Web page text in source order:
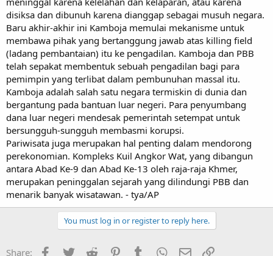
disiksa dan dibunuh karena dianggap sebagai musuh negara.
Baru akhir-akhir ini Kamboja memulai mekanisme untuk
membawa pihak yang bertanggung jawab atas killing field
(ladang pembantaian) itu ke pengadilan. Kamboja dan PBB
telah sepakat membentuk sebuah pengadilan bagi para
pemimpin yang terlibat dalam pembunuhan massal itu.
Kamboja adalah salah satu negara termiskin di dunia dan
bergantung pada bantuan luar negeri. Para penyumbang
dana luar negeri mendesak pemerintah setempat untuk
bersungguh-sungguh membasmi korupsi.
Pariwisata juga merupakan hal penting dalam mendorong
perekonomian. Kompleks Kuil Angkor Wat, yang dibangun
antara Abad Ke-9 dan Abad Ke-13 oleh raja-raja Khmer,
merupakan peninggalan sejarah yang dilindungi PBB dan
menarik banyak wisatawan. - tya/AP
You must log in or register to reply here.
Share: Facebook
Twitter Reddit PinterestTumblr WhatsApp
Email